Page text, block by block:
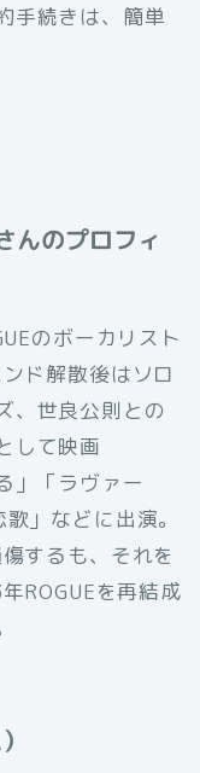
手続きは、簡単
んのプロフィ
のボーカリスト
ド解散後はソロ
、世良公則との
して映画
」「ラヴァー
」などに出演。
するも、それを
ROGUEを再結成